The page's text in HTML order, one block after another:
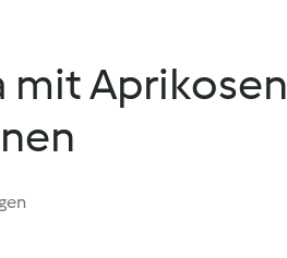
mit Aprikosen